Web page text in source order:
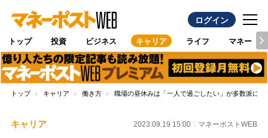
ログイン
トップ 投資 ビジネス キャリア ライフ マネー
トップ キャリア 働き方 職場の昼休みは「一人で過ごしたい」が多数派に
キャリア 2023.09.19 15:00 マネーポストWEB